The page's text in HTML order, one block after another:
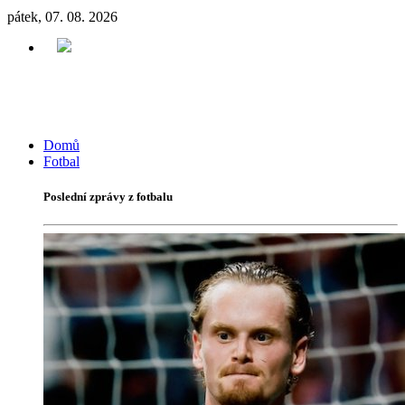
pátek, 07. 08. 2026
Domů
Fotbal
Poslední zprávy z fotbalu